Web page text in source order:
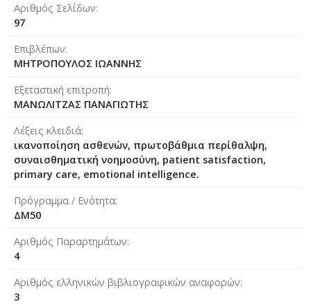
Αριθμός Σελίδων
97
Επιβλέπων
ΜΗΤΡΟΠΟΥΛΟΣ ΙΩΑΝΝΗΣ
Εξεταστική επιτροπή
ΜΑΝΩΛΙΤΖΑΣ ΠΑΝΑΓΙΩΤΗΣ
Λέξεις κλειδιά
ικανοποίηση ασθενών, πρωτοβάθμια περίθαλψη,
συναισθηματική νοημοσύνη, patient satisfaction,
primary care, emotional intelligence.
Πρόγραμμα / Ενότητα
ΔΜ50
Αριθμός Παραρτημάτων
4
Αριθμός ελληνικών βιβλιογραφικών αναφορών
3